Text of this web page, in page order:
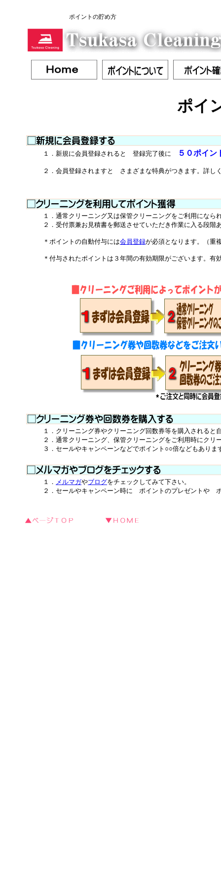
ポイントの貯め方
ポイ
１．新規に会員登録されると 登録完了後に ５０ポイン
２．会員登録されますと さまざまな特典がつきます。詳し
１．通常クリーニング又は保管クリーニングをご利用になられ
２．受付票兼お見積書を郵送させていただき作業に入る段階あ
＊ポイントの自動付与には会員登録が必須となります。（重
＊付与されたポイントは３年間の有効期限がございます。有効
１．クリーニング券やクリーニング回数券等を購入されると
２．通常クリーニング、保管クリーニングをご利用時にクリー
３．セールやキャンペーンなどでポイント○○倍などもありま
１． メルマガやブログをチェックしてみて下さい。
２．セールやキャンペーン時に ポイントのプレゼントや ポ